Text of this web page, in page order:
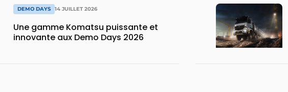
DEMO DAYS 14 JUILLET 2026
Une gamme Komatsu puissante et
innovante aux Demo Days 2026